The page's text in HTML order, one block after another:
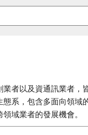
者以及資通訊業者
系，包含多面向領
域業者的發展機會。